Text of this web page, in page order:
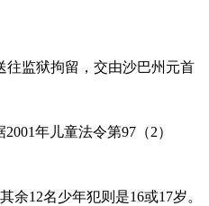
往监狱拘留，交由沙巴州元首
年儿童法令第97（2）
12名少年犯则是16或17岁。